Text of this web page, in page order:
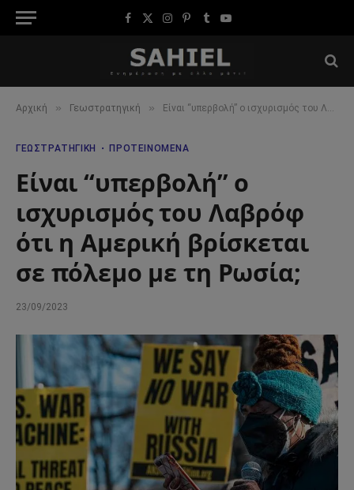
Facebook
X
Instagram
Pinterest
TumblrYouTube
Αρχική » Γεωστρατηγική » Είναι “υπερβολή” ο ισχυρισμός του Λαβρόφ ότι η Αμερική βρίσκεται σε πόλεμο με τη Ρωσία;
ΓΕΩΣΤΡΑΤΗΓΙΚΉ ΠΡΟΤΕΙΝΌΜΕΝΑ
Είναι “υπερβολή” ο
ισχυρισμός του Λαβρόφ
ότι η Αμερική βρίσκεται
σε πόλεμο με τη Ρωσία;
23/09/2023